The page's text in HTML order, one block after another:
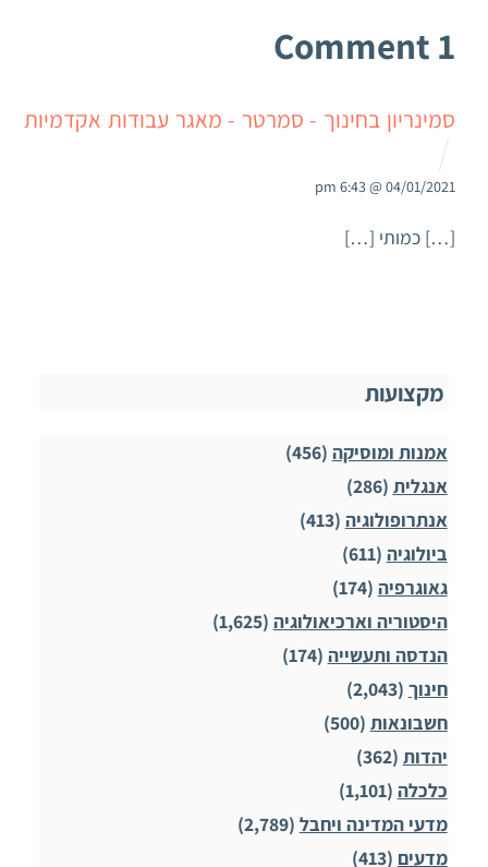
1 Comment
סמינריון בחינוך - סמרטר - מאגר עבודות אקדמיות
04/01/2021 @ 6:43 pm
[…] כמותי […]
מקצועות
אמנות ומוסיקה (456)
אנגלית (286)
אנתרופולוגיה (413)
ביולוגיה (611)
גאוגרפיה (174)
היסטוריה וארכיאולוגיה (1,625)
הנדסה ותעשייה (174)
חינוך (2,043)
חשבונאות (500)
יהדות (362)
כלכלה (1,101)
מדעי המדינה ויחבל (2,789)
מדעים (413)